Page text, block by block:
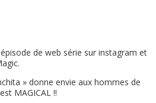
de web série sur instagram et
» donne envie aux hommes de
MAGICAL !!